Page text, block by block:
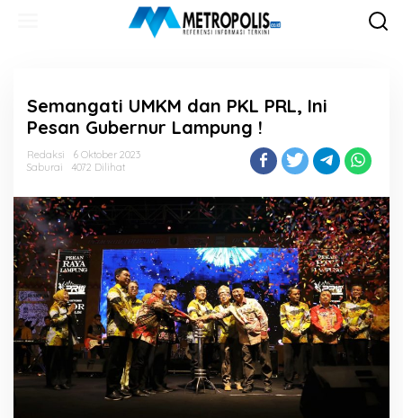
Semangati UMKM dan PKL PRL, Ini
Pesan Gubernur Lampung !
Redaksi
6 Oktober 2023
Saburai
4072 Dilihat